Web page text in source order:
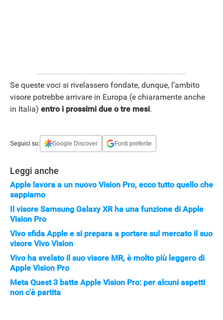
Se queste voci si rivelassero fondate, dunque, l’ambito
visore potrebbe arrivare in Europa (e chiaramente anche
in Italia) entro i prossimi due o tre mesi.
Seguici su: Google Discover Fonti preferite
Leggi anche
Apple lavora a un nuovo Vision Pro, ecco tutto quello che
sappiamo
Il visore Samsung Galaxy XR ha una funzione di Apple
Vision Pro
Vivo sfida Apple e si prepara a portare sul mercato il suo
visore Vivo Vision
Vivo ha svelato il suo visore MR, è molto più leggero di
Apple Vision Pro
Meta Quest 3 batte Apple Vision Pro: per alcuni aspetti
non c'è partita